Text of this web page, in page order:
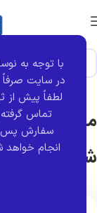
با توجه به
در سایت
لطفاً پیش از
تماس
سفارش پس
انجام خواهد
خانه برند قطعه کروز
شاهین کروز